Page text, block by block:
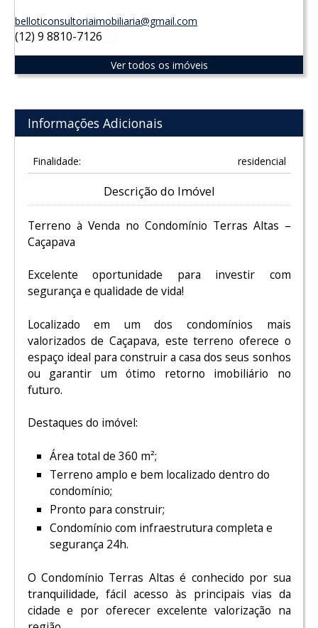
belloticonsultoriaimobiliaria@gmail.com
(12) 9 8810-7126
Ver todos os imóveis
Informações Adicionais
Finalidade: residencial
Descrição do Imóvel
Terreno à Venda no Condomínio Terras Altas –
Caçapava
Excelente oportunidade para investir com
segurança e qualidade de vida!
Localizado em um dos condomínios mais
valorizados de Caçapava, este terreno oferece o
espaço ideal para construir a casa dos seus sonhos
ou garantir um ótimo retorno imobiliário no
futuro.
Destaques do imóvel:
Área total de 360 m²;
Terreno amplo e bem localizado dentro do
condomínio;
Pronto para construir;
Condomínio com infraestrutura completa e
segurança 24h.
O Condomínio Terras Altas é conhecido por sua
tranquilidade, fácil acesso às principais vias da
cidade e por oferecer excelente valorização na